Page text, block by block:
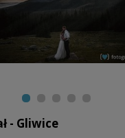
- Gliwice